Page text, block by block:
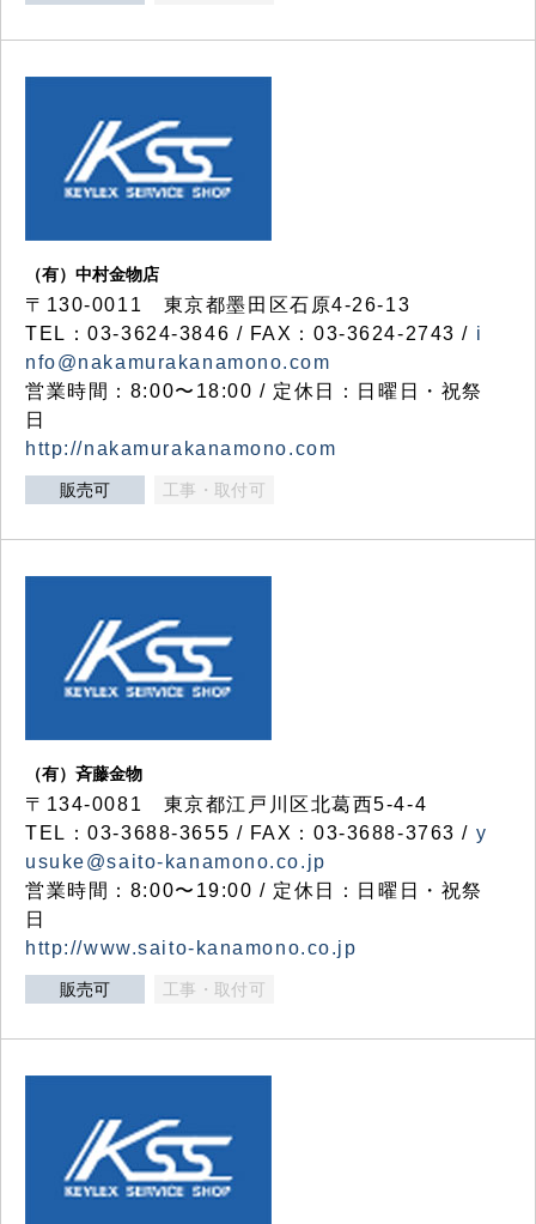
（有）中村金物店
〒130-0011 東京都墨田区石原4-26-13
TEL：03-3624-3846 / FAX：03-3624-2743 / i
nfo@nakamurakanamono.com
営業時間：8:00〜18:00 / 定休日：日曜日・祝祭
日
http://nakamurakanamono.com
販売可 工事・取付可
（有）斉藤金物
〒134-0081 東京都江戸川区北葛西5-4-4
TEL：03-3688-3655 / FAX：03-3688-3763 / y
usuke@saito-kanamono.co.jp
営業時間：8:00〜19:00 / 定休日：日曜日・祝祭
日
http://www.saito-kanamono.co.jp
販売可 工事・取付可